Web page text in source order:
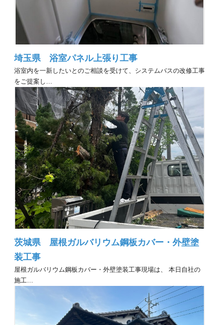
埼玉県 浴室パネル上張り工事
浴室内を一新したいとのご相談を受けて、システムバスの改修工事
をご提案し…
茨城県 屋根ガルバリウム鋼板カバー・外壁塗
装工事
屋根ガルバリウム鋼板カバー・外壁塗装工事現場は、 本日自社の
施工…